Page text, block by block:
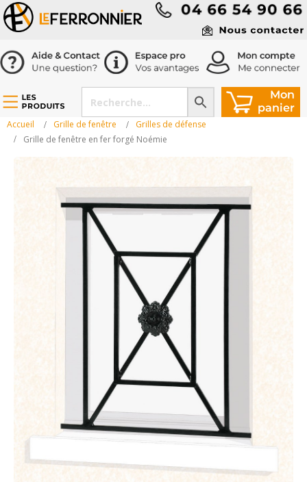
Accueil Grille de fenêtre
Grilles de défense
Grille de fenêtre en fer forgé Noémie